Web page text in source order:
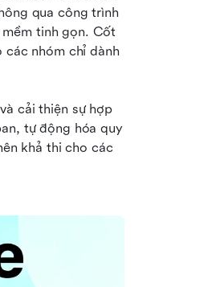
qua công trình
tinh gọn. Cốt
các nhóm chỉ dành
cải thiện sự hợp
tự động hóa quy
khả thi cho các